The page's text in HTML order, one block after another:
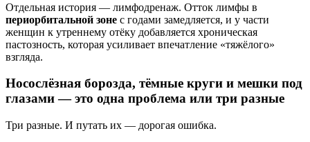
Отдельная история — лимфодренаж. Отток лимфы в
периорбитальной зоне с годами замедляется, и у части
женщин к утреннему отёку добавляется хроническая
пастозность, которая усиливает впечатление «тяжёлого»
взгляда.
Носослёзная борозда, тёмные круги и мешки под
глазами — это одна проблема или три разные
Три разные. И путать их — дорогая ошибка.